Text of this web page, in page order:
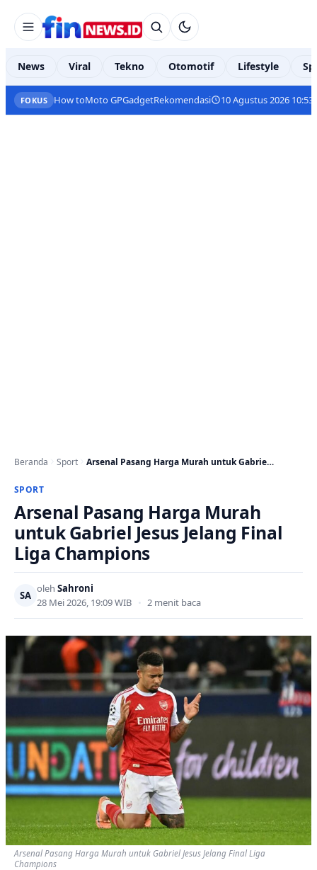
News Viral Tekno Otomotif Lifestyle
FOKUS How toMoto GPGadgetRekomendasi 10 Agustus 2026 10:53
Beranda Sport Arsenal Pasang Harga Murah untuk Gabriel Jesus Jelang…
SPORT
Arsenal Pasang Harga Murah
untuk Gabriel Jesus Jelang Final
Liga Champions
SA
oleh Sahroni
28 Mei 2026, 19:09 WIB • 2 menit baca
Arsenal Pasang Harga Murah untuk Gabriel Jesus Jelang Final Liga
Champions